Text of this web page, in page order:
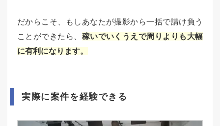
だからこそ、もしあなたが撮影から一括で請け負う
ことができたら、 稼いでいくうえで周りよりも大幅
に有利になります。
実際に案件を経験できる